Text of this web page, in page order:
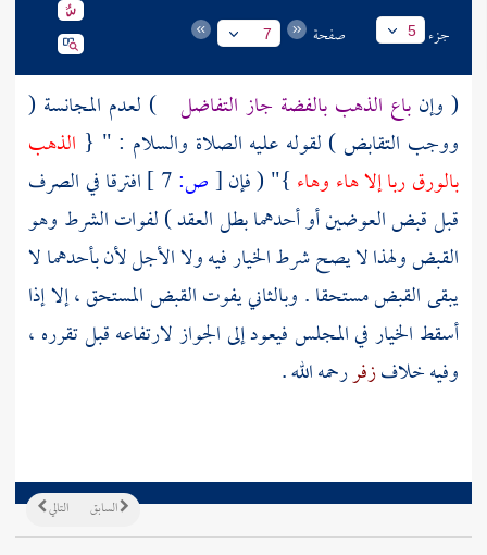
جزء 5 صفحة 7
( وإنباع الذهب بالفضة جاز التفاضل ) لعدم المجانسة (
ووجب التقابض ) لقوله عليه الصلاة والسلام : " { الذهب
بالورق ربا إلا هاء وهاء }" ( فإن[ص:
افترقا في الصرف
قبل قبض العوضين أو أحدهما بطل العقد ) لفوات الشرط وهو
القبض ولهذا لا يصح شرط الخيار فيه ولا الأجل لأن بأحدهما لا
يبقى القبض مستحقا . وبالثاني يفوت القبض المستحق ، إلا إذا
أسقط الخيار في المجلس فيعود إلى الجواز لارتفاعه قبل تقرره ،
وفيه خلافزفررحمه الله .
التالي السابق